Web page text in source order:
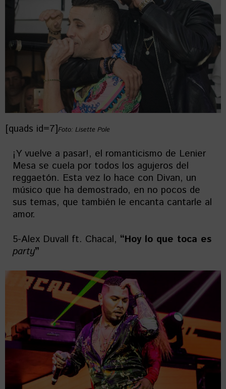
[quads id=7]Foto: Lisette Pole
¡Y vuelve a pasar!, el romanticismo de Lenier
Mesa se cuela por todos los agujeros del
reggaetón. Esta vez lo hace con Divan, un
músico que ha demostrado, en no pocos de
sus temas, que también le encanta cantarle al
amor.
5-Alex Duvall ft. Chacal, “Hoy lo que toca es
party”